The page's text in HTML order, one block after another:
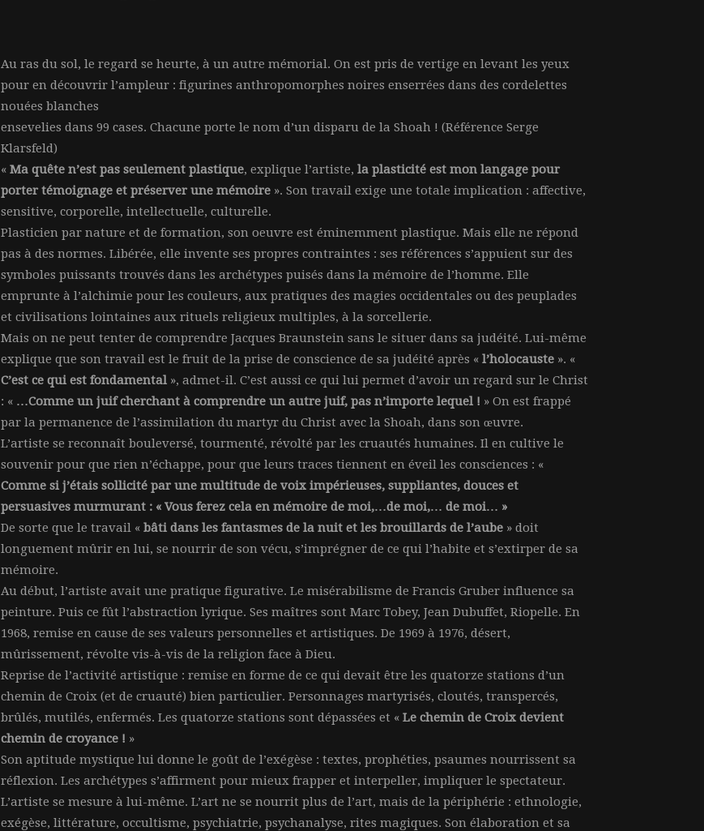
Au ras du sol, le regard se heurte, à un autre mémorial. On est pris de vertige en levant les yeux
pour en découvrir l’ampleur : figurines anthropomorphes noires enserrées dans des cordelettes
nouées blanches
ensevelies dans 99 cases. Chacune porte le nom d’un disparu de la Shoah ! (Référence Serge
Klarsfeld)
« Ma quête n’est pas seulement plastique, explique l’artiste,la plasticité est mon langage pour
porter témoignage et préserver une mémoire ». Son travail exige une totale implication : affective,
sensitive, corporelle, intellectuelle, culturelle.
Plasticien par nature et de formation, son oeuvre est éminemment plastique. Mais elle ne répond
pas à des normes. Libérée, elle invente ses propres contraintes : ses références s’appuient sur des
symboles puissants trouvés dans les archétypes puisés dans la mémoire de l’homme. Elle
emprunte à l’alchimie pour les couleurs, aux pratiques des magies occidentales ou des peuplades
et civilisations lointaines aux rituels religieux multiples, à la sorcellerie.
Mais on ne peut tenter de comprendre Jacques Braunstein sans le situer dans sa judéité. Lui-même
explique que son travail est le fruit de la prise de conscience de sa judéité après «l’holocauste ». «
C’est ce qui est fondamental », admet-il. C’est aussi ce qui lui permet d’avoir un regard sur le Christ
: « …Comme un juif cherchant à comprendre un autre juif, pas n’importe lequel ! » On est frappé
par la permanence de l’assimilation du martyr du Christ avec la Shoah, dans son œuvre.
L’artiste se reconnaît bouleversé, tourmenté, révolté par les cruautés humaines. Il en cultive le
souvenir pour que rien n’échappe, pour que leurs traces tiennent en éveil les consciences : «
Comme si j’étais sollicité par une multitude de voix impérieuses, suppliantes, douces et
persuasives murmurant : « Vous ferez cela en mémoire de moi,…de moi,… de moi… »
De sorte que le travail « bâti dans les fantasmes de la nuit et les brouillards de l’aube » doit
longuement mûrir en lui, se nourrir de son vécu, s’imprégner de ce qui l’habite et s’extirper de sa
mémoire.
Au début, l’artiste avait une pratique figurative. Le misérabilisme de Francis Gruber influence sa
peinture. Puis ce fût l’abstraction lyrique. Ses maîtres sont Marc Tobey, Jean Dubuffet, Riopelle. En
1968, remise en cause de ses valeurs personnelles et artistiques. De 1969 à 1976, désert,
mûrissement, révolte vis-à-vis de la religion face à Dieu.
Reprise de l’activité artistique : remise en forme de ce qui devait être les quatorze stations d’un
chemin de Croix (et de cruauté) bien particulier. Personnages martyrisés, cloutés, transpercés,
brûlés, mutilés, enfermés. Les quatorze stations sont dépassées et «Le chemin de Croix devient
chemin de croyance ! »
Son aptitude mystique lui donne le goût de l’exégèse : textes, prophéties, psaumes nourrissent sa
réflexion. Les archétypes s’affirment pour mieux frapper et interpeller, impliquer le spectateur.
L’artiste se mesure à lui-même. L’art ne se nourrit plus de l’art, mais de la périphérie : ethnologie,
exégèse, littérature, occultisme, psychiatrie, psychanalyse, rites magiques. Son élaboration et sa